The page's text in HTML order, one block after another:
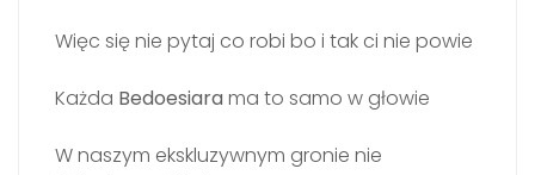
Więc się nie pytaj co robi bo i tak ci nie powie
Każda Bedoesiara ma to samo w głowie
W naszym ekskluzywnym gronie nie